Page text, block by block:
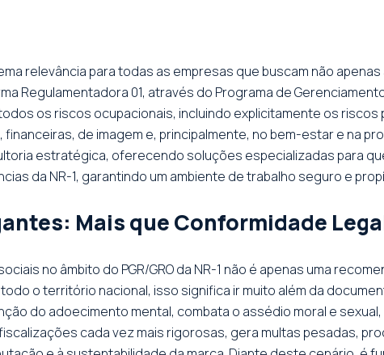
relevância para todas as empresas que buscam não
Regulamentadora 01, através do Programa de
os riscos ocupacionais, incluindo explicitamente os
de imagem e, principalmente, no bem-estar e na
estratégica, oferecendo soluções especializadas para
da NR-1, garantindo um ambiente de trabalho seguro e
Mais que Conformidade
no âmbito do PGR/GRO da NR-1 não é apenas uma
o território nacional, isso significa ir muito além da
do adoecimento mental, combata o assédio moral e
cada vez mais rigorosas, gera multas pesadas,